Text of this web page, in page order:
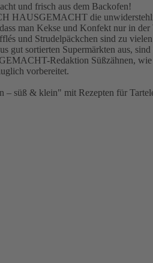
und frisch aus dem Backofen!
HAUSGEMACHT die
man Kekse und Konfekt nur in
und Strudelpäckchen sind zu
gut sortierten Supermärkten aus,
Redaktion Süßzähnen,
vorbereitet.
& klein" mit Rezepten für